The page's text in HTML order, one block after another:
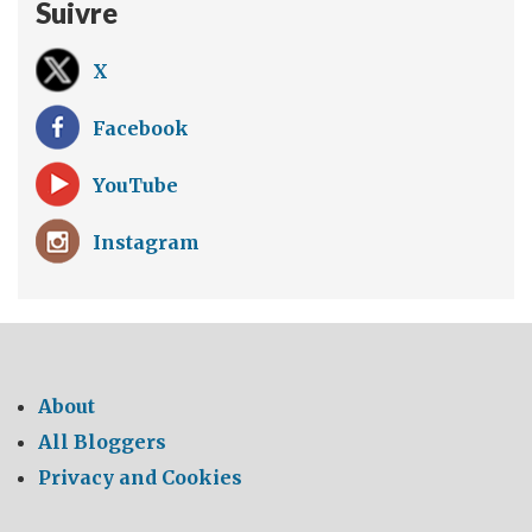
Suivre
X
Facebook
YouTube
Instagram
About
All Bloggers
Privacy and Cookies